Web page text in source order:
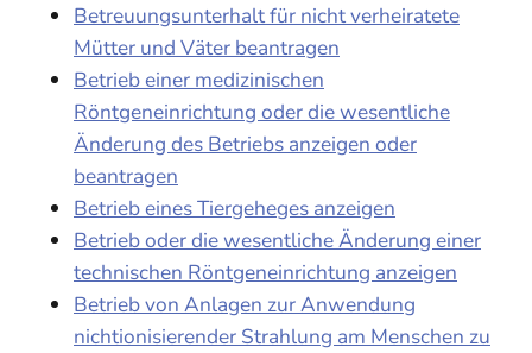
Betreuungsunterhalt für nicht verheiratete
Mütter und Väter beantragen
Betrieb einer medizinischen
Röntgeneinrichtung oder die wesentliche
Änderung des Betriebs anzeigen oder
beantragen
Betrieb eines Tiergeheges anzeigen
Betrieb oder die wesentliche Änderung einer
technischen Röntgeneinrichtung anzeigen
Betrieb von Anlagen zur Anwendung
nichtionisierender Strahlung am Menschen zu